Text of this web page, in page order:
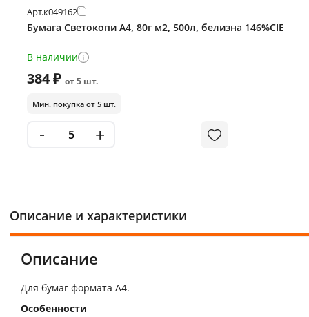
Арт.к049162
Бумага Светокопи А4, 80г м2, 500л, белизна 146%CIE
В наличии
384 ₽ от 5 шт.
Мин. покупка от 5 шт.
- +
Описание и характеристики
Описание
Для бумаг формата А4.
Особенности